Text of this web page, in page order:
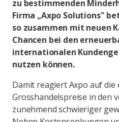
zu bestimmenden
Firma „Axpo Solutions"
so zusammen mit neuen
Chancen bei den
internationalen
nutzen können.
Damit reagiert Axpo auf
Grosshandelspreise in den
zunehmend schwieriger